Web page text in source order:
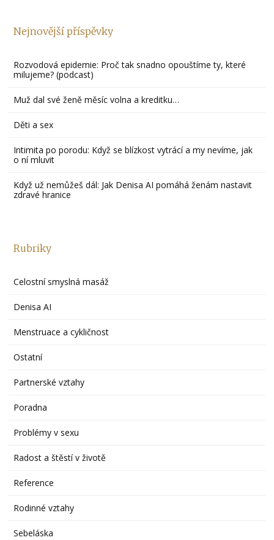
Nejnovější příspěvky
Rozvodová epidemie: Proč tak snadno opouštíme ty, které
milujeme? (podcast)
Muž dal své ženě měsíc volna a kreditku…
Děti a sex
Intimita po porodu: Když se blízkost vytrácí a my nevíme, jak
o ní mluvit
Když už nemůžeš dál: Jak Denisa AI pomáhá ženám nastavit
zdravé hranice
Rubriky
Celostní smyslná masáž
Denisa AI
Menstruace a cykličnost
Ostatní
Partnerské vztahy
Poradna
Problémy v sexu
Radost a štěstí v životě
Reference
Rodinné vztahy
Sebeláska